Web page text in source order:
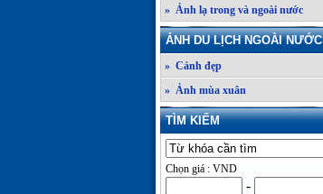
» Ảnh lạ trong và ngoài nước
ẢNH DU LỊCH NGOÀI NƯỚC
» Cảnh đẹp
» Ảnh mùa xuân
TÌM KIẾM
Chọn giá : VND
-